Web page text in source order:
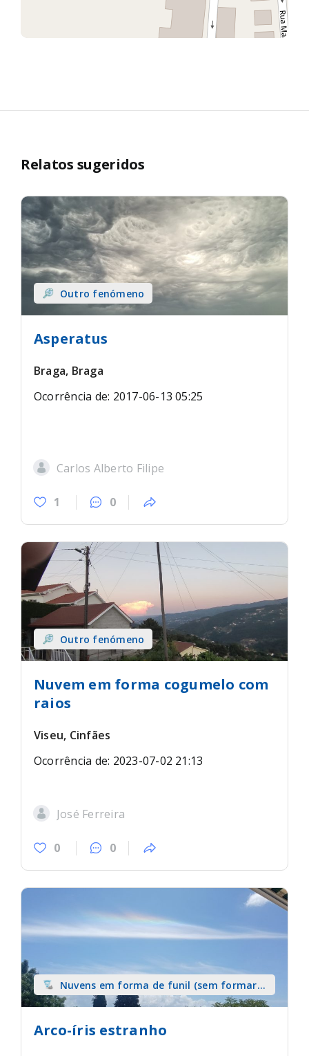
Relatos sugeridos
Outro fenómeno
Asperatus
Braga, Braga
Ocorrência de: 2017-06-13 05:25
Carlos Alberto Filipe
1 0
Outro fenómeno
Nuvem em forma cogumelo com
raios
Viseu, Cinfães
Ocorrência de: 2023-07-02 21:13
José Ferreira
0 0
Nuvens em forma de funil (sem formar
tromba) sobre terra
Arco-íris estranho